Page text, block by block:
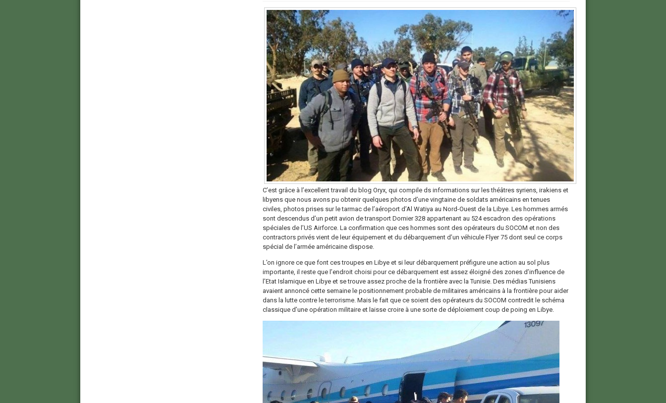
C’est grâce à l’excellent travail du blog Oryx, qui compile ds informations sur les théâtres syriens, irakiens et
libyens que nous avons pu obtenir quelques photos d’une vingtaine de soldats américains en tenues
civiles, photos prises sur le tarmac de l’aéroport d’Al Watiya au Nord-Ouest de la Libye. Les hommes armés
sont descendus d’un petit avion de transport Dornier 328 appartenant au 524 escadron des opérations
spéciales de l’US Airforce. La confirmation que ces hommes sont des opérateurs du SOCOM et non des
contractors privés vient de leur équipement et du débarquement d’un véhicule Flyer 75 dont seul ce corps
spécial de l’armée américaine dispose.
L’on ignore ce que font ces troupes en Libye et si leur débarquement préfigure une action au sol plus
importante, il reste que l’endroit choisi pour ce débarquement est assez éloigné des zones d’influence de
l’Etat Islamique en Libye et se trouve assez proche de la frontière avec la Tunisie. Des médias Tunisiens
avaient annoncé cette semaine le positionnement probable de militaires américains à la frontière pour aider
dans la lutte contre le terrorisme. Mais le fait que ce soient des opérateurs du SOCOM contredit le schéma
classique d’une opération militaire et laisse croire à une sorte de déploiement coup de poing en Libye.